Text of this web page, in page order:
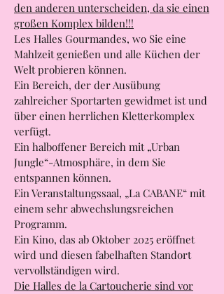
den anderen unterscheiden, da sie einen
großen Komplex bilden!!!
Les Halles Gourmandes, wo Sie eine
Mahlzeit genießen und alle Küchen der
Welt probieren können.
Ein Bereich, der der Ausübung
zahlreicher Sportarten gewidmet ist und
über einen herrlichen Kletterkomplex
verfügt.
Ein halboffener Bereich mit „Urban
Jungle“-Atmosphäre, in dem Sie
entspannen können.
Ein Veranstaltungssaal, „La CABANE“ mit
einem sehr abwechslungsreichen
Programm.
Ein Kino, das ab Oktober 2025 eröffnet
wird und diesen fabelhaften Standort
vervollständigen wird.
Die Halles de la Cartoucherie sind vor